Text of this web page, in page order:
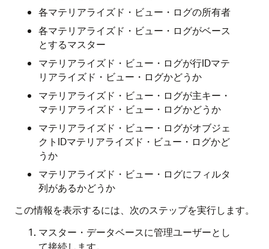
各マテリアライズド・ビュー・ログの所有者
各マテリアライズド・ビュー・ログがベース
とするマスター
マテリアライズド・ビュー・ログが行IDマテ
リアライズド・ビュー・ログかどうか
マテリアライズド・ビュー・ログが主キー・
マテリアライズド・ビュー・ログかどうか
マテリアライズド・ビュー・ログがオブジェ
クトIDマテリアライズド・ビュー・ログかど
うか
マテリアライズド・ビュー・ログにフィルタ
列があるかどうか
この情報を表示するには、次のステップを実行します。
マスター・データベースに管理ユーザーとし
て接続します。